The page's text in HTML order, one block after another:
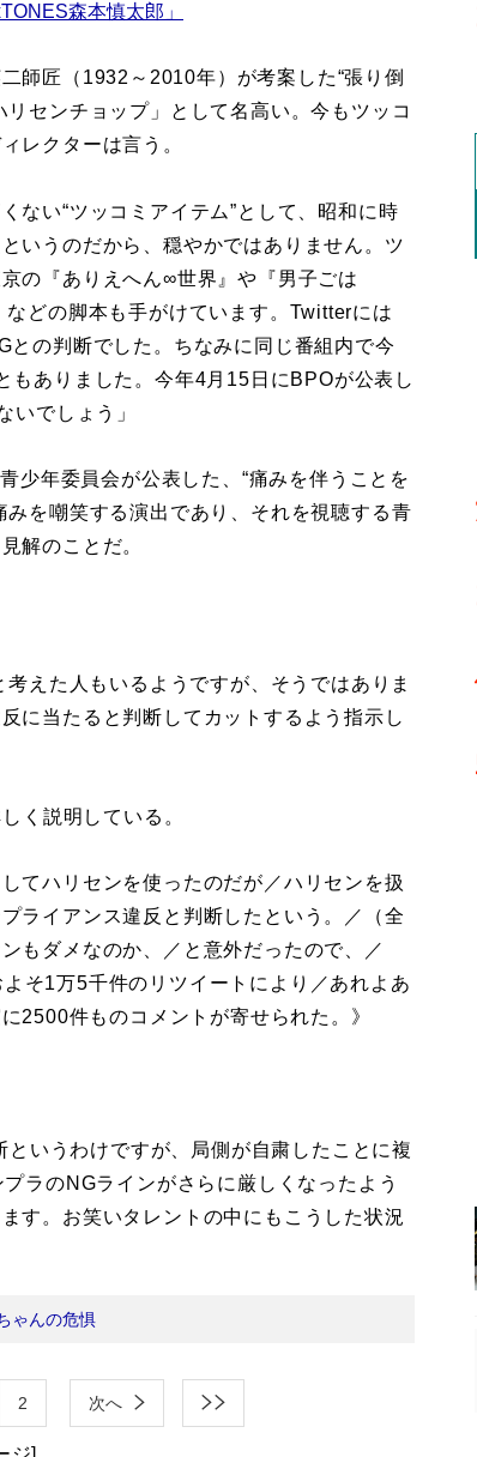
森本慎太郎」
師匠（1932～2010年）が考案した“張り倒
センチョップ」として名高い。今もツッコ
レクターは言う。
ない“ツッコミアイテム”として、昭和に時
いうのだから、穏やかではありません。ツ
の『ありえへん∞世界』や『男子ごは
どの脚本も手がけています。Twitterには
との判断でした。ちなみに同じ番組内で今
もありました。今年4月15日にBPOが公表し
いでしょう」
年委員会が公表した、“痛みを伴うことを
を嘲笑する演出であり、それを視聴する青
解のことだ。
えた人もいるようですが、そうではありま
に当たると判断してカットするよう指示し
く説明している。
てハリセンを使ったのだが／ハリセンを扱
ライアンス違反と判断したという。／（全
もダメなのか、／と意外だったので、／
そ1万5千件のリツイートにより／あれよあ
2500件ものコメントが寄せられた。》
というわけですが、局側が自粛したことに複
ラのNGラインがさらに厳しくなったよう
す。お笑いタレントの中にもこうした状況
ゃんの危惧
2 次へ